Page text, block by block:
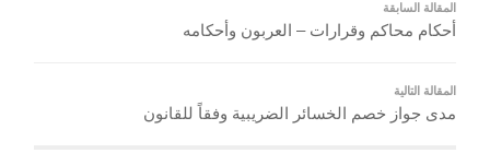
المقالة السابقة
أحكام محاكم وقرارات – العربون وأحكامه
المقالة التالية
مدى جواز خصم الخسائر الضريبية وفقاً للقانون